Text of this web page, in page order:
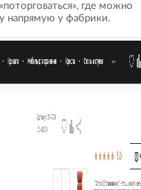
где можно
напрямую у фабрики.